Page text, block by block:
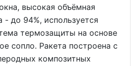
высокая объёмная
- до 94%, используется
термозащиты на основе
сопло. Ракета построена с
композитных